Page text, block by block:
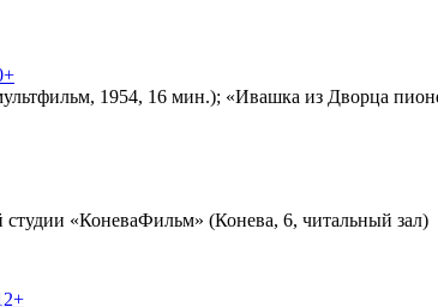
1954, 16 мин.); «Ивашка из Дворца
студии «КоневаФильм» (Конева, 6, читальный зал)